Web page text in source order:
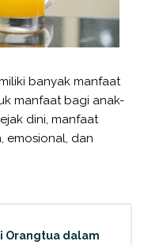
banyak manfaat
manfaat bagi anak-
dini, manfaat
emosional, dan
Orangtua dalam